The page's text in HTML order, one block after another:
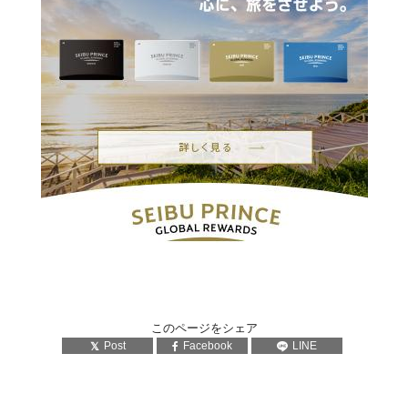
このページをシェア
Post Facebook LINE